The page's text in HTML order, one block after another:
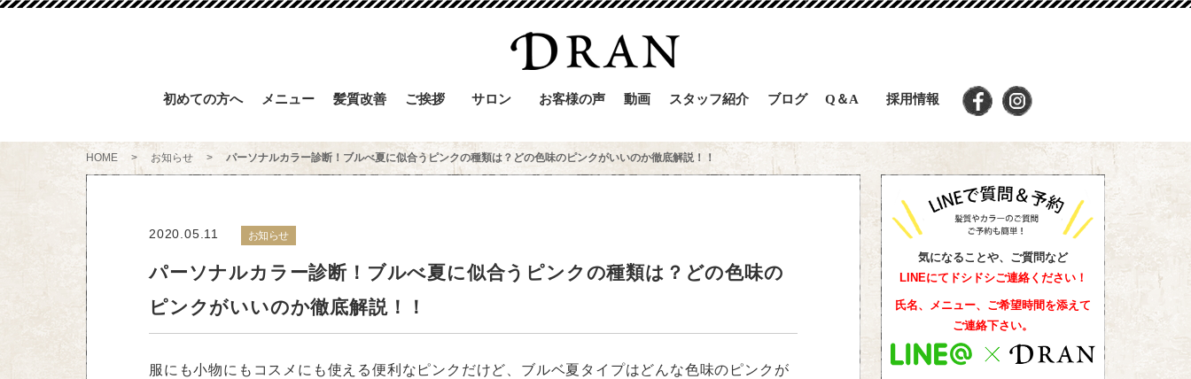
初めての方へ メニュー 髪質改善 ご挨拶 サロン お客様の声 動画 スタッフ紹介 ブログ Q＆A 採用情報
HOME > お知らせ > パーソナルカラー診断！ブルべ夏に似合うピンクの種類は？どの色味のピンクがいいのか徹底解説！！
2020.05.11 お知らせ
パーソナルカラー診断！ブルべ夏に似合うピンクの種類は？どの色味の
ピンクがいいのか徹底解説！！
服にも小物にもコスメにも使える便利なピンクだけど、ブルベ夏タイプはどんな色味のピンクが
気になることや、ご質問など
LINEにてドシドシご連絡ください！
氏名、メニュー、ご希望時間を添えて
ご連絡下さい。